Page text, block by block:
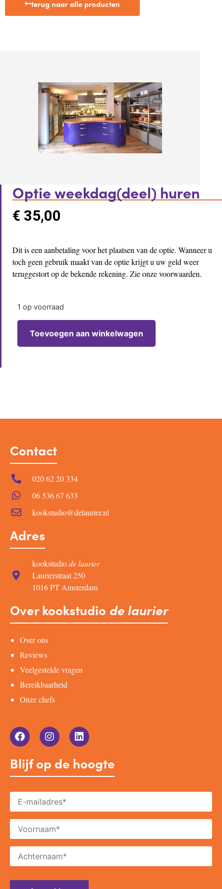
terug naar alle producten
Optie weekdag(deel) huren
€ 35,00
Dit is een aanbetaling voor het plaatsen van de optie. Wanneer u
toch geen gebruik maakt van de optie krijgt u uw geld weer
teruggestort op de bekende rekening. Zie onze voorwaarden.
1 op voorraad
Toevoegen aan winkelwagen
Contact
020 62 20 334
06 536 67 633
kookstudio@delaurier.nl
Adres
kookstudiode laurier
Laurierstraat 250
1016 PT Amsterdam
Over kookstudio de laurier
Over ons
Reviews
Veelgestelde vragen
Bereikbaarheid
Onze chefs
Blijf op de hoogte